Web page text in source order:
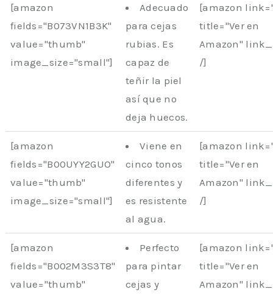
[amazon
fields="B073VN1B3K"
value="thumb"
image_size="small"]
Adecuado
para cejas
rubias. Es
capaz de
teñir la piel
así que no
deja huecos.
[amazon
title="Ver en
Amazon"
/]
[amazon
fields="B00UYY2GUO"
value="thumb"
image_size="small"]
Viene en
cinco tonos
diferentes y
es resistente
al agua.
[amazon
title="Ver en
Amazon"
/]
[amazon
fields="B002M3S3T8"
value="thumb"
Perfecto
para pintar
cejas y
[amazon
title="Ver en
Amazon"